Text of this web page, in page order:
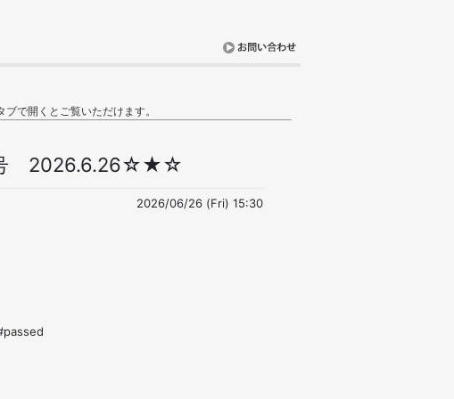
で開くとご覧いただけます。